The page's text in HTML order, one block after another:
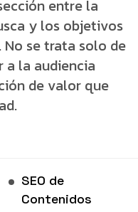
entre la
y los objetivos
No se trata solo de
a la audiencia
de valor que
SEO de
Contenidos